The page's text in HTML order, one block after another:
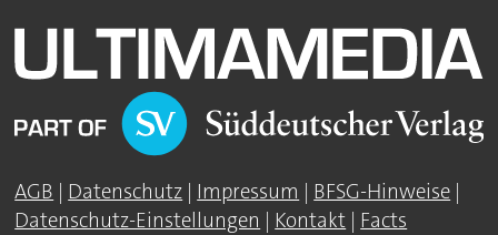
AGB | Datenschutz | Impressum | BFSG-Hinweise |
Datenschutz-Einstellungen | Kontakt | Facts